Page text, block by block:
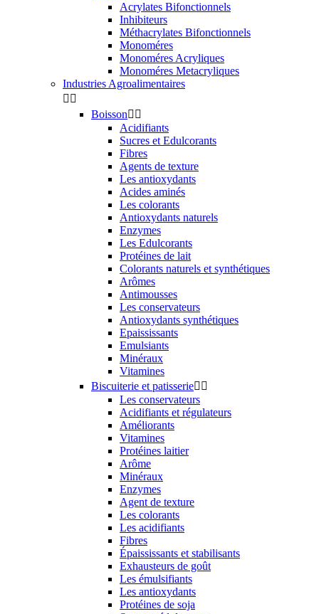
Acrylates Bifonctionnels
Inhibiteurs
Méthacrylates Bifonctionnels
Monoméres
Monoméres Acryliques
Monoméres Metacryliques
Industries Agroalimentaires
 
Boisson 
Acidifiants
Sucres et Edulcorants
Fibres
Agents de texture
Les antioxydants
Acides aminés
Les colorants
Antioxydants naturels
Enzymes
Les Edulcorants
Protéines de lait
Colorants naturels et synthétiques
Arômes
Antimousses
Les conservateurs
Antioxydants synthétiques
Epaississants
Emulsiants
Minéraux
Vitamines
Biscuiterie et patisserie 
Les conservateurs
Acidifiants et régulateurs
Améliorants
Vitamines
Protéines laitier
Arôme
Minéraux
Enzymes
Agent de texture
Les colorants
Les acidifiants
Fibres
Épaississants et stabilisants
Exhausteurs de goût
Les émulsifiants
Les antioxydants
Protéines de soja